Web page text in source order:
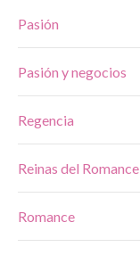
Pasión
Pasión y negocios
Regencia
Reinas del Romance
Romance